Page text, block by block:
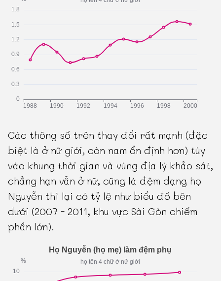
Các thông số trên thay đổi rất mạnh (đặc
biệt là ở nữ giới, còn nam ổn định hơn) tùy
vào khung thời gian và vùng địa lý khảo sát,
chẳng hạn vẫn ở nữ, cũng là đệm dạng họ
Nguyễn thì lại có tỷ lệ như biểu đồ bên
dưới (2007 - 2011, khu vực Sài Gòn chiếm
phần lớn).